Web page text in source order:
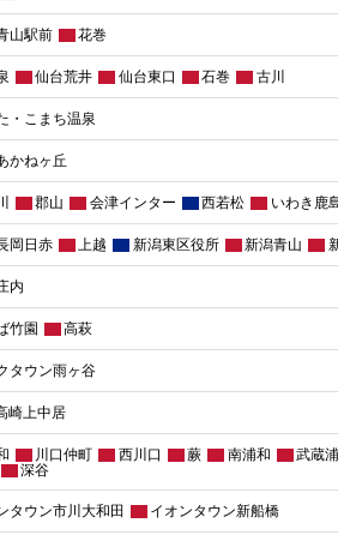
山駅前 花巻
仙台荒井 仙台東口 石巻 古川
・こまち温泉
かねヶ丘
郡山 会津インター 西若松 いわき鹿
岡日赤 上越 新潟東区役所 新潟青山
内
竹園 高萩
タウン雨ヶ谷
崎上中居
川口仲町 西川口 蕨 南浦和 武蔵
深谷
タウン市川大和田 イオンタウン新船橋